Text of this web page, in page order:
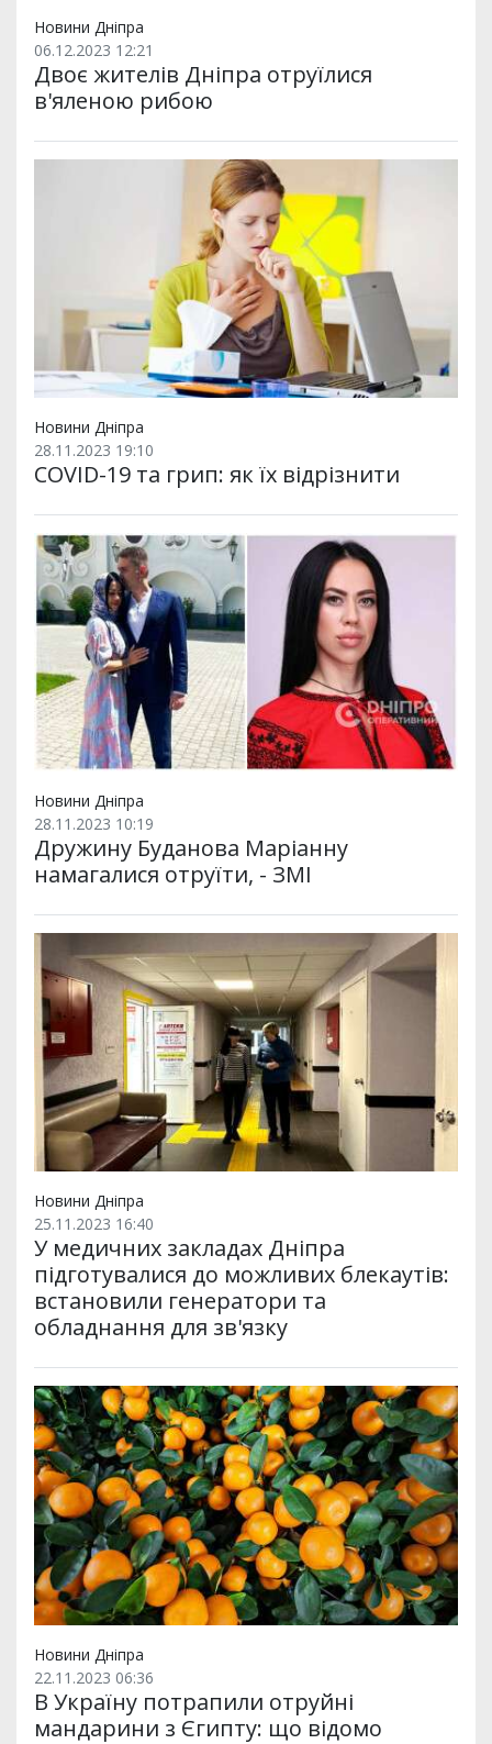
Новини Дніпра
06.12.2023 12:21
Двоє жителів Дніпра отруїлися
в'яленою рибою
Новини Дніпра
28.11.2023 19:10
COVID-19 та грип: як їх відрізнити
Новини Дніпра
28.11.2023 10:19
Дружину Буданова Маріанну
намагалися отруїти, - ЗМІ
Новини Дніпра
25.11.2023 16:40
У медичних закладах Дніпра
підготувалися до можливих блекаутів:
встановили генератори та
обладнання для зв'язку
Новини Дніпра
22.11.2023 06:36
В Україну потрапили отруйні
мандарини з Єгипту: що відомо